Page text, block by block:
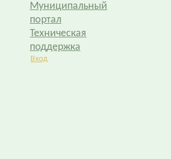
Муниципальный
портал
Техническая
поддержка
Вход